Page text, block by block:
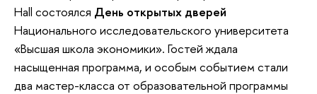
Hall состоялся День открытых дверей
Национального исследовательского университета
«Высшая школа экономики». Гостей ждала
насыщенная программа, и особым событием стали
два мастер-класса от образовательной программы